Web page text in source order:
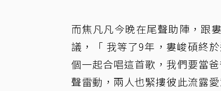
而焦凡凡今晚在尾聲助陣，跟
議，「 我等了9年，婁峻碩終
個一起合唱這首歌，我們要當
聲雷動，兩人也緊摟彼此流露